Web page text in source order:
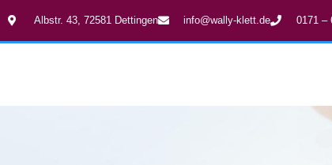
Albstr. 43, 72581 Dettingen info@wally-klett.de 0171 –